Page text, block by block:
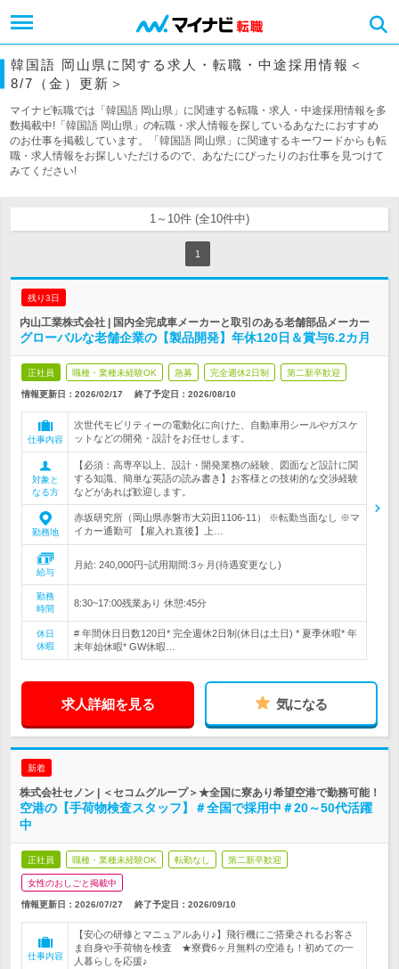
韓国語 岡山県に関する求人・転職・中途採用情報＜
8/7（金）更新＞
マイナビ転職では「韓国語 岡山県」に関連する転職・求人・中途採用情報を多
数掲載中!「韓国語 岡山県」の転職・求人情報を探しているあなたにおすすめ
のお仕事を掲載しています。「韓国語 岡山県」に関連するキーワードからも転
職・求人情報をお探しいただけるので、あなたにぴったりのお仕事を見つけて
みてください!
1～10件 (全10件中)
1
残り3日
内山工業株式会社 | 国内全完成車メーカーと取引のある老舗部品メーカー
グローバルな老舗企業の【製品開発】年休120日＆賞与6.2カ月
正社員 職種・業種未経験OK 急募 完全週休2日制 第二新卒歓迎
情報更新日：2026/02/17 終了予定日： 2026/08/10
仕事内容
次世代モビリティーの電動化に向けた、自動車用シールやガスケ
ットなどの開発・設計をお任せします。
対象と
なる方
【必須：高専卒以上、設計・開発業務の経験、図面など設計に関
する知識、簡単な英語の読み書き】お客様との技術的な交渉経験
などがあれば歓迎します。
勤務地
赤坂研究所（岡山県赤磐市大苅田1106-11） ※転勤当面なし ※マ
イカー通勤可 【雇入れ直後】上…
給与
月給: 240,000円~試用期間:3ヶ月(待遇変更なし)
勤務
時間
8:30~17:00残業あり 休憩:45分
休日
休暇
# 年間休日日数120日* 完全週休2日制(休日は土日) * 夏季休暇* 年
末年始休暇* GW休暇…
求人詳細を見る 気になる
新着
株式会社セノン | ＜セコムグループ＞★全国に寮あり希望空港で勤務可能！
空港の【手荷物検査スタッフ】＃全国で採用中＃20～50代活躍
中
正社員 職種・業種未経験OK 転勤なし 第二新卒歓迎
女性のおしごと掲載中
情報更新日：2026/07/27 終了予定日： 2026/09/10
仕事内容
【安心の研修とマニュアルあり♪】飛行機にご搭乗されるお客さ
ま自身や手荷物を検査 ★寮費6ヶ月無料の空港も！初めての一
人暮らしを応援♪